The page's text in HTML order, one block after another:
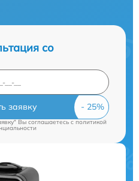
со
заявку
Вы соглашаетесь c политикой